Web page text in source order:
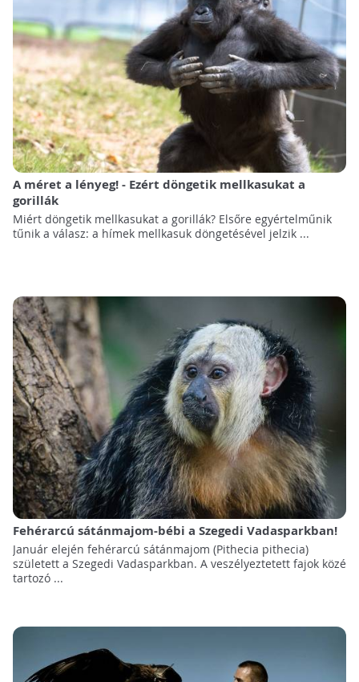
A méret a lényeg! - Ezért döngetik mellkasukat a
gorillák
Miért döngetik mellkasukat a gorillák? Elsőre egyértelműnik
tűnik a válasz: a hímek mellkasuk döngetésével jelzik ...
Fehérarcú sátánmajom-bébi a Szegedi Vadasparkban!
Január elején fehérarcú sátánmajom (Pithecia pithecia)
született a Szegedi Vadasparkban. A veszélyeztetett fajok közé
tartozó ...